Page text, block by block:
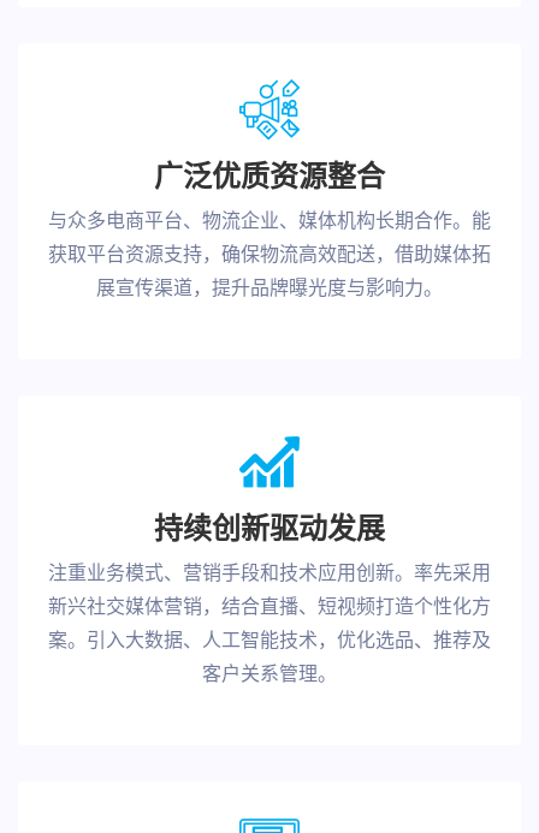
广泛优质资源整合
与众多电商平台、物流企业、媒体机构长期合作。能
获取平台资源支持，确保物流高效配送，借助媒体拓
展宣传渠道，提升品牌曝光度与影响力。
持续创新驱动发展
注重业务模式、营销手段和技术应用创新。率先采用
新兴社交媒体营销，结合直播、短视频打造个性化方
案。引入大数据、人工智能技术，优化选品、推荐及
客户关系管理。